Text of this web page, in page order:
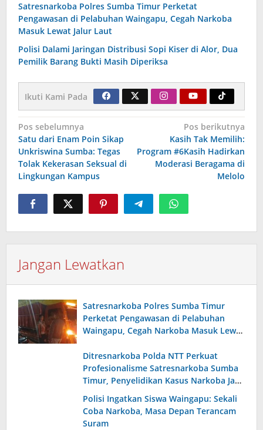
Satresnarkoba Polres Sumba Timur Perketat
Pengawasan di Pelabuhan Waingapu, Cegah Narkoba
Masuk Lewat Jalur Laut
Polisi Dalami Jaringan Distribusi Sopi Kiser di Alor, Dua
Pemilik Barang Bukti Masih Diperiksa
Ikuti Kami Pada
Navigasi
pos
Pos sebelumnya
Satu dari Enam Poin Sikap
Unkriswina Sumba: Tegas
Tolak Kekerasan Seksual di
Lingkungan Kampus
Pos berikutnya
Kasih Tak Memilih:
Program #6Kasih Hadirkan
Moderasi Beragama di
Melolo
Jangan Lewatkan
Satresnarkoba Polres Sumba Timur
Perketat Pengawasan di Pelabuhan
Waingapu, Cegah Narkoba Masuk Lewat
Ditresnarkoba Polda NTT Perkuat
Profesionalisme Satresnarkoba Sumba
Timur, Penyelidikan Kasus Narkoba Jadi
Sorotan
Polisi Ingatkan Siswa Waingapu: Sekali
Coba Narkoba, Masa Depan Terancam
Suram